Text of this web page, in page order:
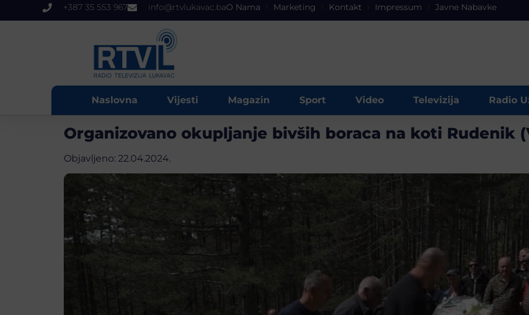
+387 35 553 967 info@rtvlukavac.baO Nama Marketing Kontakt Impressum Javne Nabavke
Naslovna Vijesti Magazin Sport Video Televizija Radio
Organizovano okupljanje bivših boraca na koti Rudenik
Objavljeno: 22.04.2024.